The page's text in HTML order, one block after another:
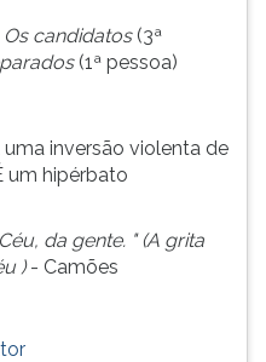
Os candidatos(3ª
(1ª pessoa)
inversão violenta de
um hipérbato
da gente. " (A grita
)- Camões